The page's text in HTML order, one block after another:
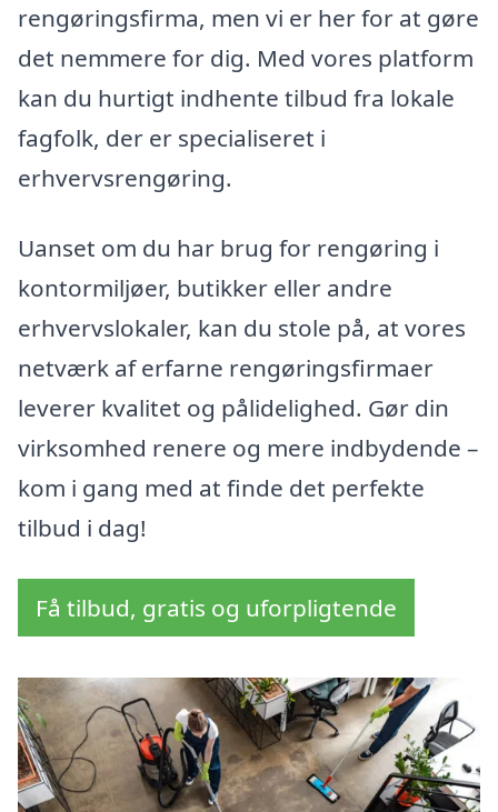
rengøringsfirma, men vi er her for at gøre
det nemmere for dig. Med vores platform
kan du hurtigt indhente tilbud fra lokale
fagfolk, der er specialiseret i
erhvervsrengøring.
Uanset om du har brug for rengøring i
kontormiljøer, butikker eller andre
erhvervslokaler, kan du stole på, at vores
netværk af erfarne rengøringsfirmaer
leverer kvalitet og pålidelighed. Gør din
virksomhed renere og mere indbydende –
kom i gang med at finde det perfekte
tilbud i dag!
Få tilbud, gratis og uforpligtende